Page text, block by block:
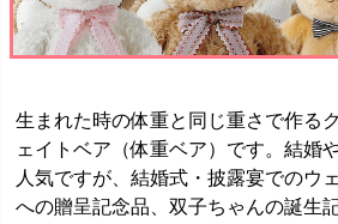
生まれた時の体重と同じ重さで作る
ェイトベア（体重ベア）です。結婚
人気ですが、結婚式・披露宴でのウ
への贈呈記念品、双子ちゃんの誕生